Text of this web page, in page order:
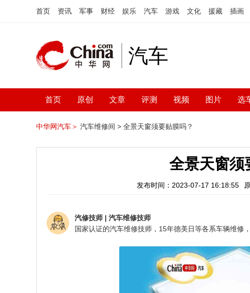
首页 资讯 军事 财经 娱乐 汽车 游戏 文化 援藏 插画
汽车
首页 原创 文章 评测 视频 图片 选
中华网汽车＞ 汽车维修间 > 全景天窗须要贴膜吗？
全景天窗须
发布时间：2023-07-17 16:18:55
汽修技师 | 汽车维修技师